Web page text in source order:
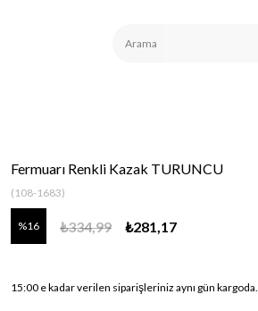
Fermuarı Renkli Kazak TURUNCU
(108-1683)
16 ₺334,99 ₺281,17
15:00 e kadar verilen siparişleriniz aynı gün kargoda.